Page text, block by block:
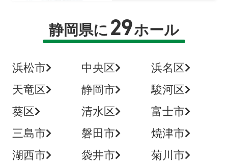
静岡県に 29ホール
浜松市 中央区
浜名区
天竜区
静岡市
駿河区
葵区
清水区
富士市
三島市
磐田市
焼津市
湖西市
袋井市
菊川市